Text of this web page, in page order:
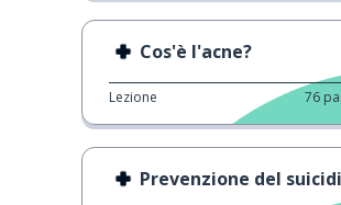
Cos'è l'acne?
Lezione 76
Prevenzione del